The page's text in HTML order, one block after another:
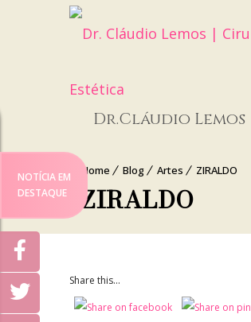
Dr.Cláudio Lemos
Home Blog Artes ZIRALDO
ZIRALDO
Share this...
NOTÍCIA EM
DESTAQUE